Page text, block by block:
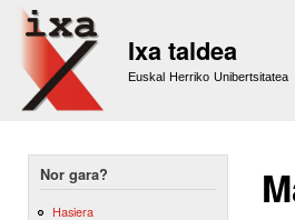
Ixa taldea
Euskal Herriko Unibertsitatea
Nor gara?
Hasiera